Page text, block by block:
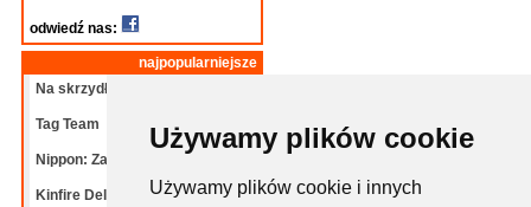
Używamy plików cookie
Używamy plików cookie i innych
odwiedź nas:
najpopularniejsze
Na skrzydłach: Ptaki
Tag Team
Nippon: Zaibatsu
Kinfire Delve: Grota